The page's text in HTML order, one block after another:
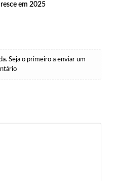
em 2025
Seja o primeiro a enviar um